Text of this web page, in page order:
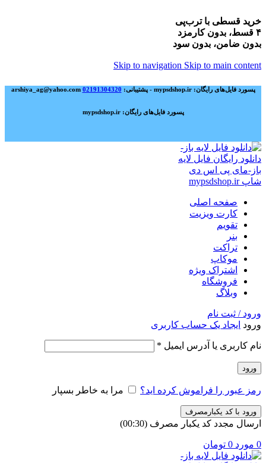
خرید قسطی با ترب‌پی
۴ قسط، بدون کارمزد
بدون ضامن، بدون سود
Skip to navigation Skip to main content
پسورد فایل‌های رایگان: mypsdshop.ir - پشتیبانی: arshiya_ag@yahoo.com 02191304320
پسورد فایل‌های رایگان: mypsdshop.ir
صفحه اصلی
کارت ویزیت
تقویم
بنر
تراکت
موکاپ
اشتراک ویژه
فروشگاه
وبلاگ
ورود / ثبت نام
ورود ایجاد یک حساب کاربری
نام کاربری یا آدرس ایمیل *
ورود
رمز عبور را فراموش کرده اید؟ مرا به خاطر بسپار
ورود با کد یکبارمصرف
ارسال مجدد کد یکبار مصرف (00:
30
)
0 مورد 0 تومان